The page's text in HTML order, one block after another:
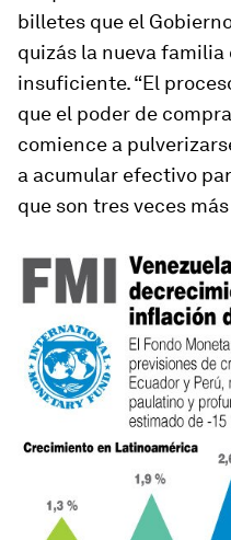
billetes que el
quizás la nueva familia
insuficiente. “El
que el poder de
comience a
a acumular efectivo
que son tres veces